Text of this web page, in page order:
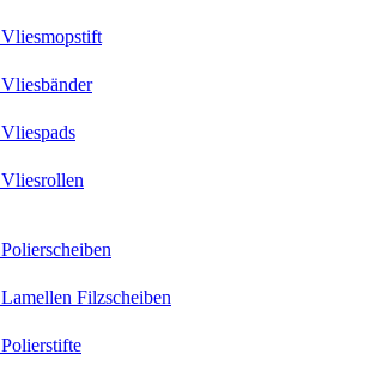
Vliesmopstift
Vliesbänder
Vliespads
Vliesrollen
Polierscheiben
Lamellen Filzscheiben
Polierstifte